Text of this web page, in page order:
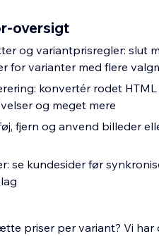
oversigt
og variantprisregler: slut
for varianter med flere
konvertér rodet
og meget mere
fjern og anvend billeder
se kundesider før
priser per variant? Vi har